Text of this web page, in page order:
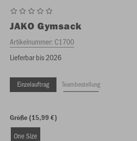
JAKO Gymsack
Artikelnummer: C1700
Lieferbar bis 2026
Einzelauftrag Teambestellung
Größe (15,99 €)
One Size